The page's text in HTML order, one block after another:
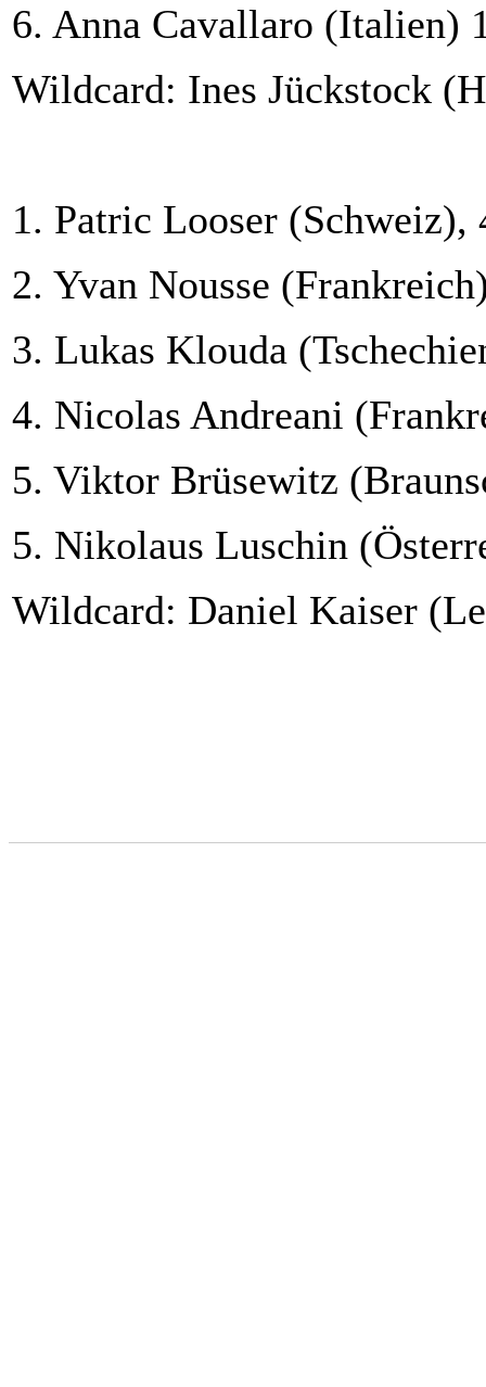
6. Anna Cavallaro (Italien)
Wildcard: Ines Jückstock
1. Patric Looser (Schweiz),
2. Yvan Nousse
3. Lukas Klouda
4. Nicolas Andreani
5. Viktor Brüsewitz
5. Nikolaus Luschin
Wildcard: Daniel Kaiser